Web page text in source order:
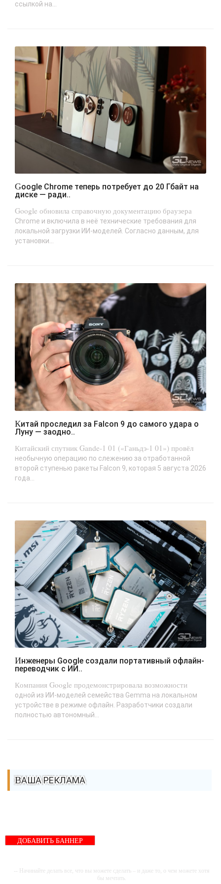
ссылкой на...
Google Chrome теперь потребует до 20 Гбайт на
диске — ради..
Google обновила справочную документацию браузера
Chrome и включила в неё технические требования для
локальной загрузки ИИ-моделей. Согласно данным, для
установки...
Китай проследил за Falcon 9 до самого удара о
Луну — заодно..
Китайский спутник Gande-1 01 («Ганьдэ-1 01») провёл
необычную операцию по слежению за отработанной
второй ступенью ракеты Falcon 9, которая 5 августа 2026
года...
Инженеры Google создали портативный офлайн-
переводчик с ИИ..
Компания Google продемонстрировала возможности
одной из ИИ-моделей семейства Gemma на локальном
устройстве в режиме офлайн. Разработчики создали
полностью автономный...
ВАША РЕКЛАМА
ДОБАВИТЬ БАННЕР
-- Начинайте делать все, что вы можете сделать – и даже то, о чем можете хотя
бы мечтать.